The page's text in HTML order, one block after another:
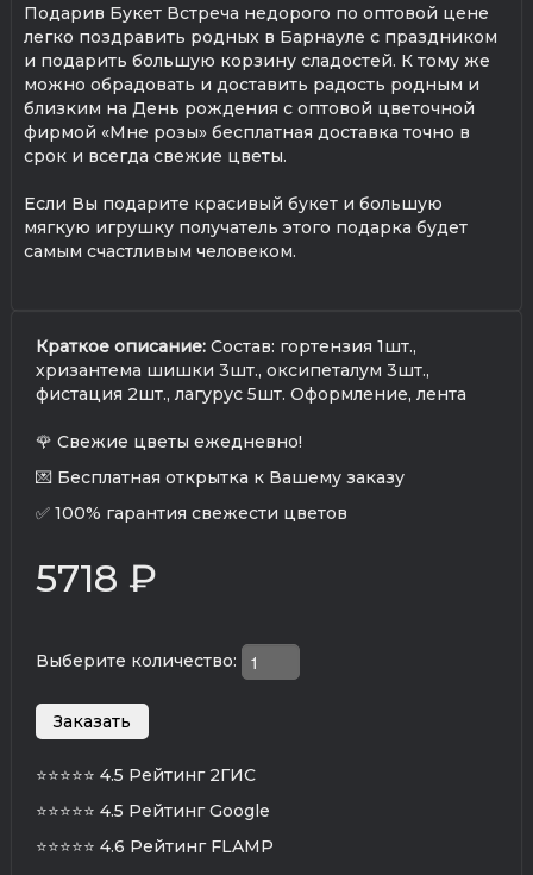
Подарив Букет Встреча недорого по оптовой цене
легко поздравить родных в Барнауле с праздником
и подарить большую корзину сладостей. К тому же
можно обрадовать и доставить радость родным и
близким на День рождения с оптовой цветочной
фирмой «Мне розы» бесплатная доставка точно в
срок и всегда свежие цветы.
Если Вы подарите красивый букет и большую
мягкую игрушку получатель этого подарка будет
самым счастливым человеком.
Краткое описание: Состав: гортензия 1шт.,
хризантема шишки 3шт., оксипеталум 3шт.,
фистация 2шт., лагурус 5шт. Оформление, лента
🌹 Свежие цветы ежедневно!
💌 Бесплатная открытка к Вашему заказу
✅ 100% гарантия свежести цветов
5718 ₽
Выберите количество:
⭐⭐⭐⭐⭐ 4.5 Рейтинг 2ГИС
⭐⭐⭐⭐⭐ 4.5 Рейтинг Google
⭐⭐⭐⭐⭐ 4.6 Рейтинг FLAMP